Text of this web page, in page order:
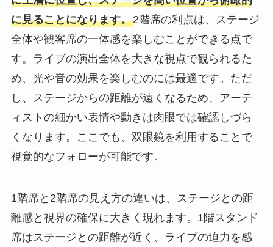
に見ることになります。2階席の利点は、ステージ
全体や観客席の一体感を楽しむことができる点で
す。ライブの演出全体を大きな視点で観られるた
め、光や音の効果を楽しむのには最適です。ただ
し、ステージからの距離が遠くなるため、アーテ
ィストの細かい表情や動きは肉眼では確認しづら
くなります。ここでも、双眼鏡を利用することで
視覚的なフォローが可能です。
1階席と2階席の見え方の違いは、ステージとの距
離感と視界の確保に大きく現れます。1階スタンド
席はステージとの距離が近く、ライブの迫力を感